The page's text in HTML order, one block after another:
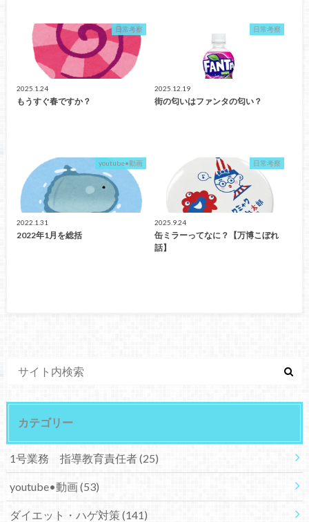
日常考察
2025.1.24
もうすぐ春ですか？
日常考察
2025.12.19
街の匂いはファンタの匂い？
youtube•動画
2022.1.31
2022年1月を総括
日常考察
2025.9.24
缶ミラーってなに？【万博こぼれ
話】
カテゴリー
1号業務 指導教育責任者(25)
youtube•動画(53)
ダイエット・ハゲ対策(141)